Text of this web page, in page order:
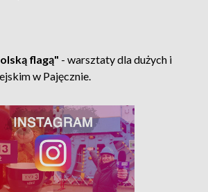
flagą" - warsztaty dla dużych i
w Pajęcznie.